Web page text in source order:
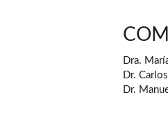
Dra.
Dr.
Dr.